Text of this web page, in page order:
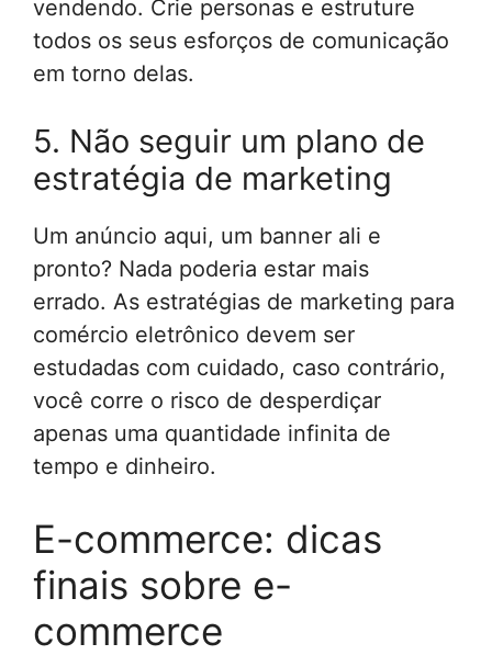
vendendo. Crie personas e estruture
todos os seus esforços de comunicação
em torno delas.
5. Não seguir um plano de
estratégia de marketing
Um anúncio aqui, um banner ali e
pronto? Nada poderia estar mais
errado. As estratégias de marketing para
comércio eletrônico devem ser
estudadas com cuidado, caso contrário,
você corre o risco de desperdiçar
apenas uma quantidade infinita de
tempo e dinheiro.
E-commerce: dicas
finais sobre e-
commerce